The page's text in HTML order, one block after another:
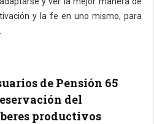
y la fe en uno mismo, para
de Pensión 65
del
productivos